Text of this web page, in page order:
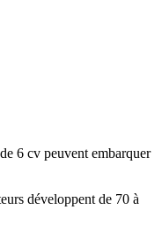
6 cv peuvent embarquer
développent de 70 à